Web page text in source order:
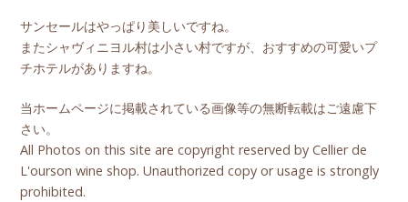
サンセールはやっぱり美しいですね。
またシャヴィニヨル村は小さい村ですが、おすすめの可愛いプ
チホテルがありますね。
当ホームページに掲載されている画像等の無断転載はご遠慮下
さい。
All Photos on this site are copyright reserved by Cellier de
L'ourson wine shop. Unauthorized copy or usage is strongly
prohibited.